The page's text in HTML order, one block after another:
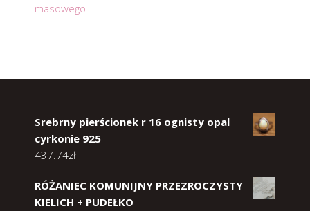
masowego
Srebrny pierścionek r 16 ognisty opal
cyrkonie 925
437.74zł
RÓŻANIEC KOMUNIJNY PRZEZROCZYSTY
KIELICH + PUDEŁKO